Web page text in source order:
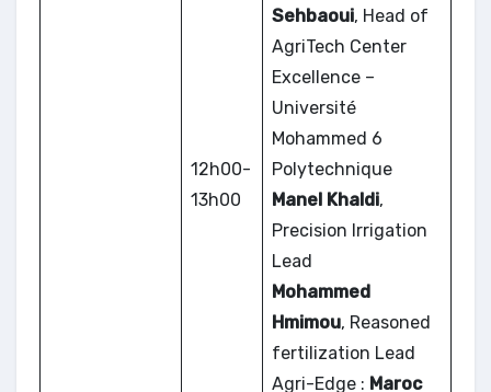
12h00-
13h00
Sehbaoui, Head of
AgriTech Center
Excellence –
Université
Mohammed 6
Polytechnique
Manel Khaldi,
Precision Irrigation
Lead
Mohammed
Hmimou, Reasoned
fertilization Lead
Agri-Edge : Maroc